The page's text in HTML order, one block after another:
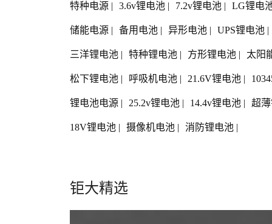
特种电源 | 3.6v锂电池 | 7.2v锂电池 | LG锂电
储能电源 | 备用电池 | 异形电池 | UPS锂电池 |
三洋锂电池 | 特种锂电池 | 方形锂电池 | 太阳
松下锂电池 | 呼吸机电池 | 21.6V锂电池 |
锂电池电源 | 25.2v锂电池 | 14.4v锂电池 | 超
18V锂电池 | 摄像机电池 | 消防锂电池 |
钜大精选